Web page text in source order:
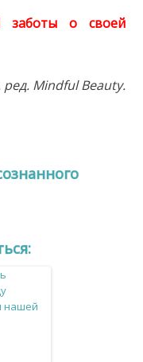
заботы о своей
Mindful Beauty.